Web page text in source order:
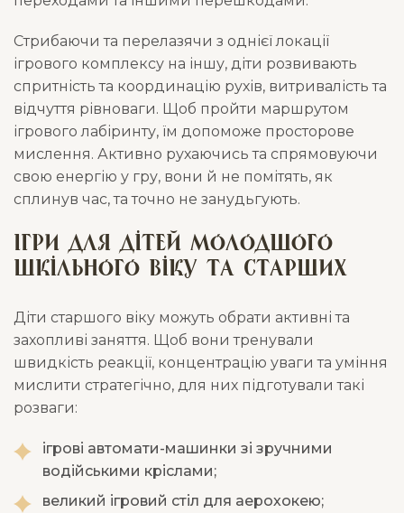
Стрибаючи та перелазячи з однієї локації
ігрового комплексу на іншу, діти розвивають
спритність та координацію рухів, витривалість та
відчуття рівноваги. Щоб пройти маршрутом
ігрового лабіринту, їм допоможе просторове
мислення. Активно рухаючись та спрямовуючи
свою енергію у гру, вони й не помітять, як
сплинув час, та точно не занудьгують.
Ігри для дітей молодшого
шкільного віку та старших
Діти старшого віку можуть обрати активні та
захопливі заняття. Щоб вони тренували
швидкість реакції, концентрацію уваги та уміння
мислити стратегічно, для них підготували такі
розваги:
ігрові автомати-машинки зі зручними
водійськими кріслами;
великий ігровий стіл для аерохокею;